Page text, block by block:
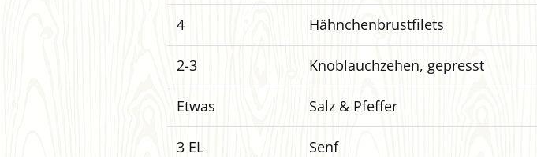
4 Hähnchenbrustfilets
2-3 Knoblauchzehen, gepresst
Etwas Salz & Pfeffer
3 EL Senf